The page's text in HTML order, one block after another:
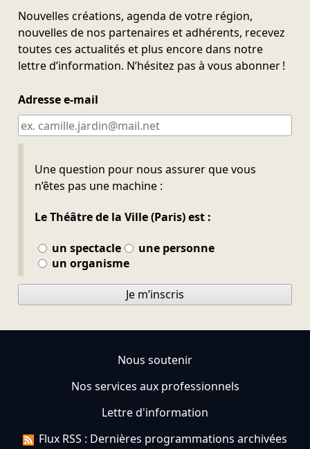
Nouvelles créations, agenda de votre région,
nouvelles de nos partenaires et adhérents, recevez
toutes ces actualités et plus encore dans notre
lettre d’information. N’hésitez pas à vous abonner !
Adresse e-mail
Une question pour nous assurer que vous
n’êtes pas une machine :
Le Théâtre de la Ville (Paris) est :
un spectacle
une personne
un organisme
Ne pas remplir
Je m’inscris
Nous soutenir
Nos services aux professionnels
Lettre d'information
Flux RSS : Dernières programmations archivées